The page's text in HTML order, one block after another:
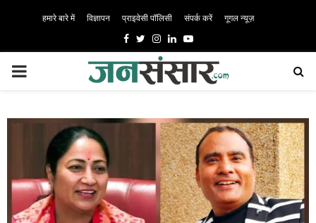
हमारे बारे में विज्ञापन प्राइवेसी पॉलिसी संपर्क करें गूगल न्यूज़
Facebook
TwitterInstagram
LinkedinYoutube
PRIMARY